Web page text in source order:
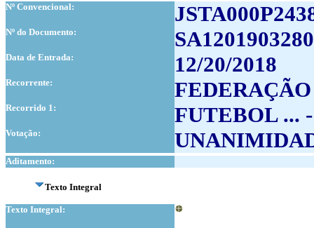
Nº Convencional:
Nº do Documento:
Data de Entrada: 12/20/2018
Recorrente:
Recorrido 1: FUTEBOL ...
Votação:
Aditamento:
Texto Integral
Texto Integral: